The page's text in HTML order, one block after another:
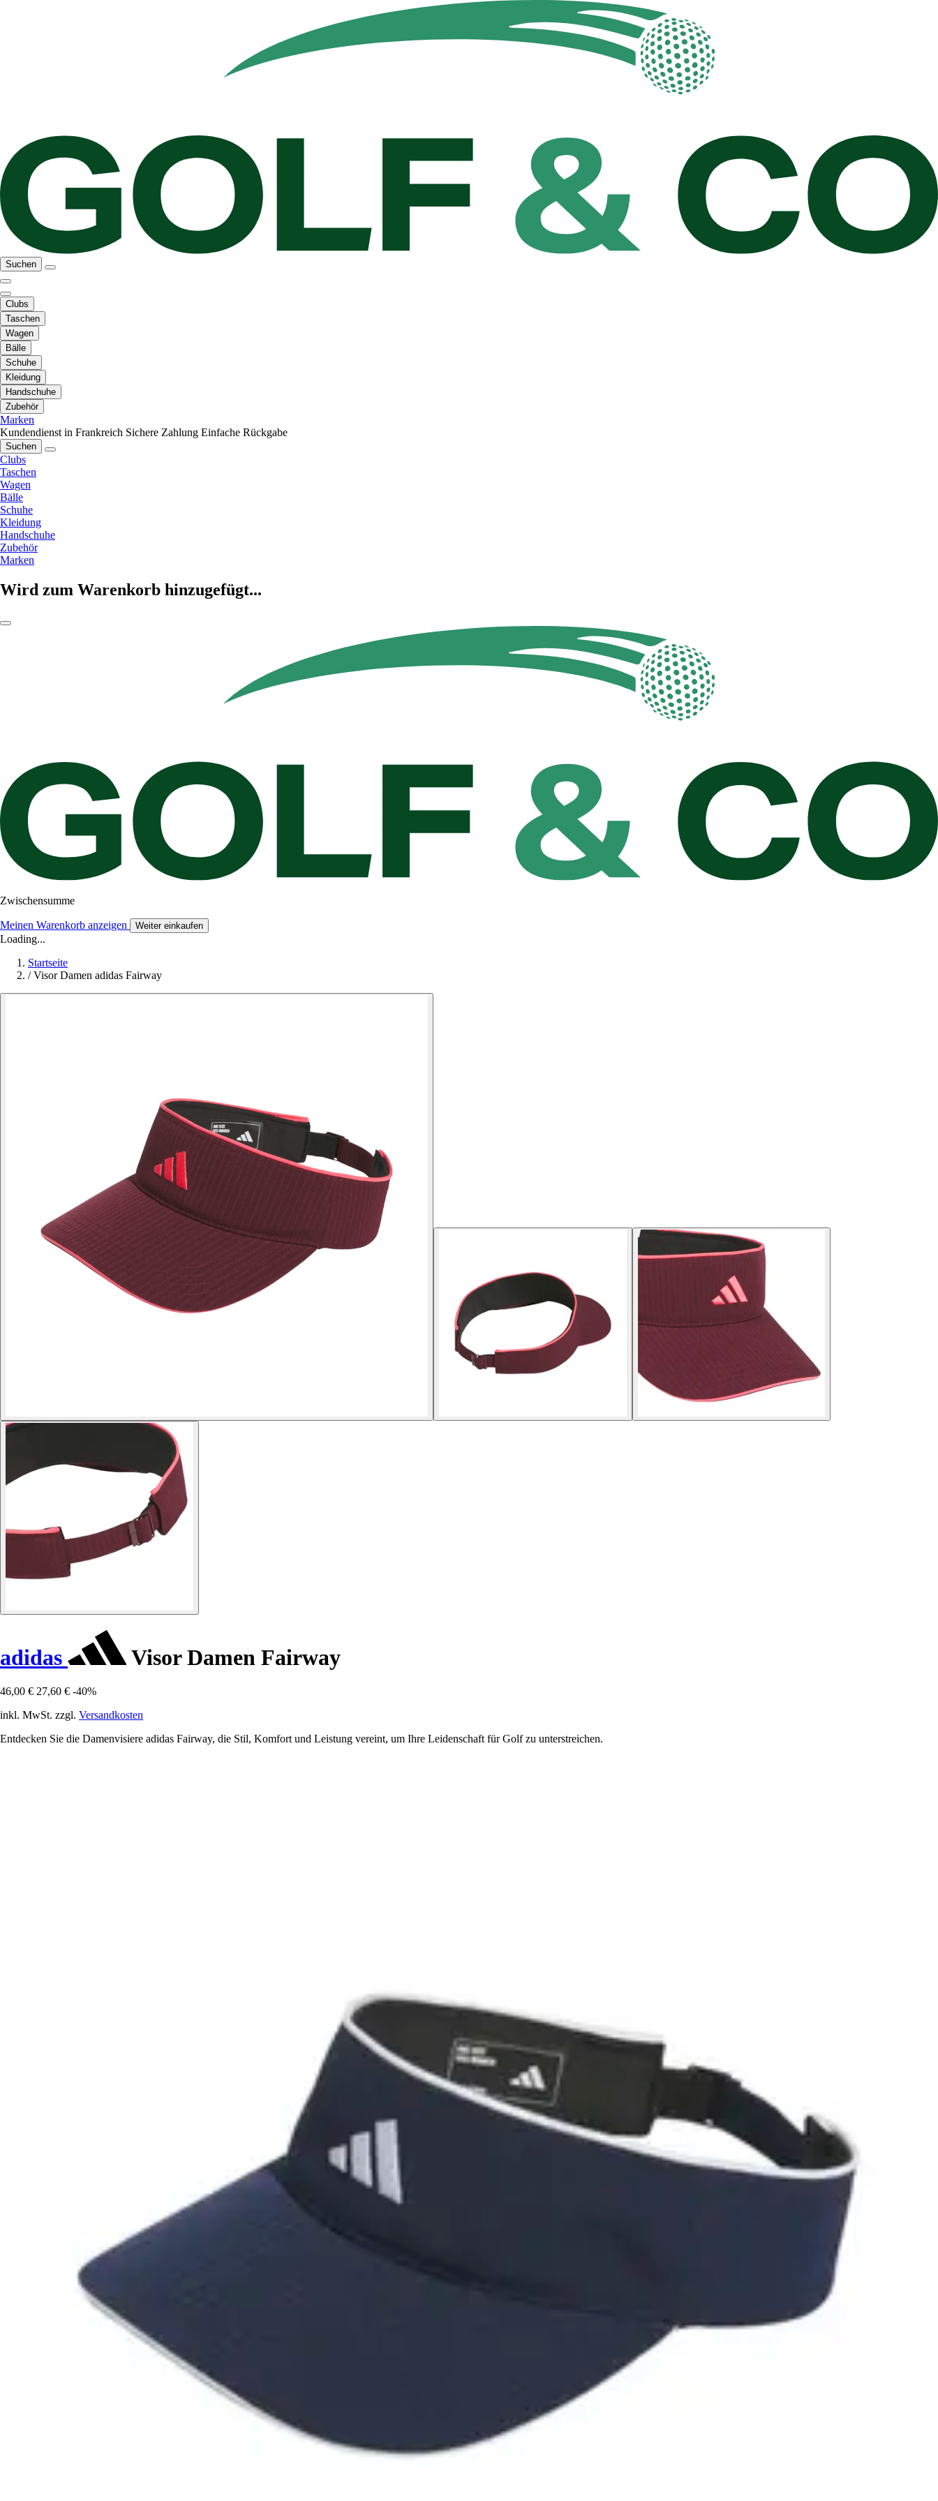
Suchen
Clubs
Taschen
Wagen
Bälle
Schuhe
Kleidung
Handschuhe
Zubehör
Marken
Kundendienst in Frankreich Sichere Zahlung Einfache Rückgabe
Suchen
Clubs
Taschen
Wagen
Bälle
Schuhe
Kleidung
Handschuhe
Zubehör
Marken
Wird zum Warenkorb hinzugefügt...
Zwischensumme
Meinen Warenkorb anzeigen Weiter einkaufen
Loading...
Startseite
/ Visor Damen adidas Fairway
adidas Visor Damen Fairway
46,00 € 27,60 € -40%
inkl. MwSt. zzgl. Versandkosten
Entdecken Sie die Damenvisiere adidas Fairway, die Stil, Komfort und Leistung vereint, um Ihre Leidenschaft für Golf zu unterstreichen.